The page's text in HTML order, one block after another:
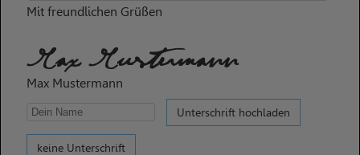
Mit freundlichen Grüßen
Max Mustermann
Max Mustermann
Unterschrift hochladen
keine Unterschrift